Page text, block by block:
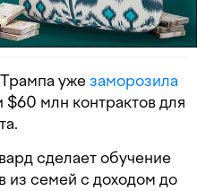
ужезаморозила
млн контрактов для
сделает обучение
из семей с доходом до